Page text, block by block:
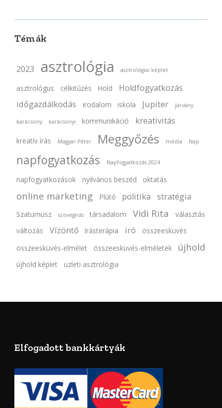
Témák
2023 asztrológia asztrológiai képlet
asztrológus célkitűzés Hold
Holdfogyatkozás
időgazdálkodás
irodalom iskola Jupiter járvány
karácsony karácsonyi kommunikáció kreativitás
kreatív írás Magyar Péter Meggyőzés média Nap
napfogyatkozás Napfogyatkozás 2024
napfogyatkozások nyilvános beszéd oktatás
online marketing Plútó politika stratégia
Szaturnusz szövegírás társadalom Vidi Rita
választás
változás
Vízöntő írásterápia író
összeesküvés
összeesküvés-elmélet
összeesküvés-elméletek újhold
újhold képlet üzleti asztrológia
Elfogadott bankkártyák